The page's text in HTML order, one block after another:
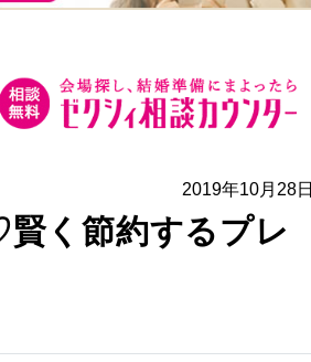
2019年10月28日
く節約するプレ